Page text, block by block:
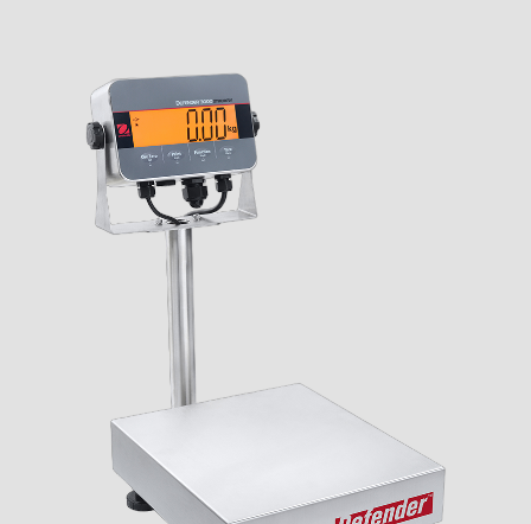
Συσκευασία
Επεξεργασία